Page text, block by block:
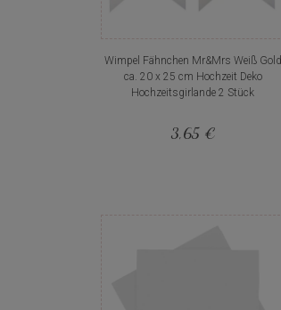
Wimpel Fähnchen Mr&Mrs Weiß Gold
ca. 20 x 25 cm Hochzeit Deko
Hochzeitsgirlande 2 Stück
3,65 €